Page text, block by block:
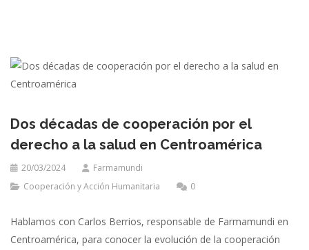
Dos décadas de cooperación por el
derecho a la salud en Centroamérica
20/03/2024
Farmamundi
Cooperación y Acción Humanitaria
0
Hablamos con Carlos Berrios, responsable de Farmamundi en
Centroamérica, para conocer la evolución de la cooperación